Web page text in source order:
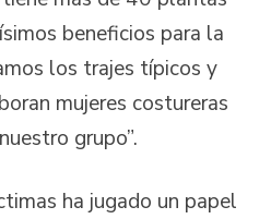
beneficios para la
los trajes típicos y
mujeres costureras
grupo”.
ha jugado un papel